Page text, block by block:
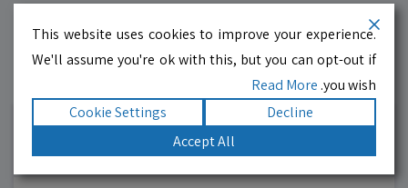
עסקים מומלצים!רוצים גם? לחצו כאן
This website uses cookies to improve your experience.
We'll assume you're ok with this, but you can opt-out if
you wish.
Read More
Decline
Cookie Settings
Accept All